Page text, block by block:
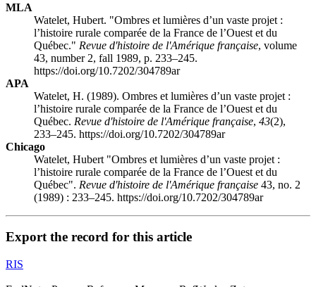
MLA
Watelet, Hubert. "Ombres et lumières d’un vaste projet :
l’histoire rurale comparée de la France de l’Ouest et du
Québec." Revue d'histoire de l'Amérique française, volume
43, number 2, fall 1989, p. 233–245.
https://doi.org/10.7202/304789ar
APA
Watelet, H. (1989). Ombres et lumières d’un vaste projet :
l’histoire rurale comparée de la France de l’Ouest et du
Québec. Revue d'histoire de l'Amérique française, 43(2),
233–245. https://doi.org/10.7202/304789ar
Chicago
Watelet, Hubert "Ombres et lumières d’un vaste projet :
l’histoire rurale comparée de la France de l’Ouest et du
Québec". Revue d'histoire de l'Amérique française 43, no. 2
(1989) : 233–245. https://doi.org/10.7202/304789ar
Export the record for this article
RIS